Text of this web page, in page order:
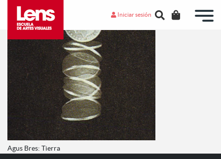
Iniciar sesión
Agus Bres: Tierra